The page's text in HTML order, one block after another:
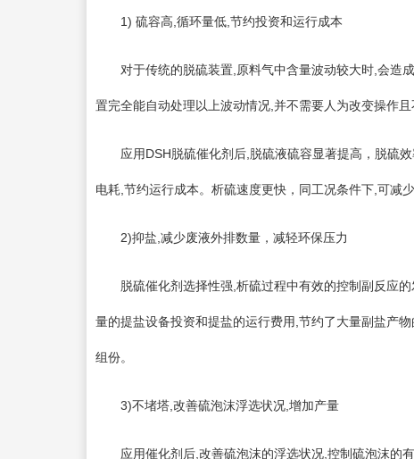
1) 硫容高,循环量低,节约投资和运行成本
对于传统的脱硫装置,原料气中含量波动较大时,会造
置完全能自动处理以上波动情况,并不需要人为改变操作且
应用DSH脱硫催化剂后,脱硫液硫容显著提高，脱硫效
电耗,节约运行成本。析硫速度更快，同工况条件下,可减
2)抑盐,减少废液外排数量，减轻环保压力
脱硫催化剂选择性强,析硫过程中有效的控制副反应的
量的提盐设备投资和提盐的运行费用,节约了大量副盐产
组份。
3)不堵塔,改善硫泡沫浮选状况,增加产量
应用催化剂后,改善硫泡沫的浮选状况,控制硫泡沫的